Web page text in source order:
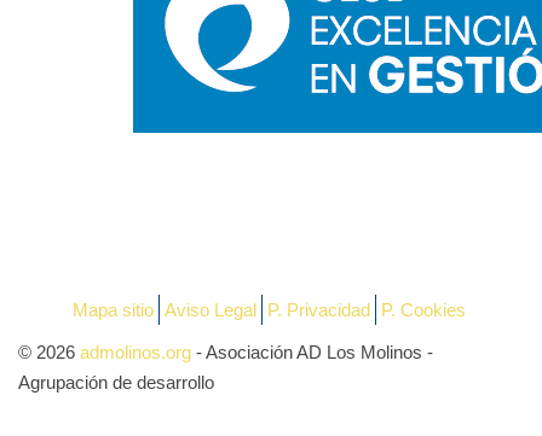
Mapa sitio Aviso Legal P. Privacidad P. Cookies
© 2026 admolinos.org - Asociación AD Los Molinos -
Agrupación de desarrollo